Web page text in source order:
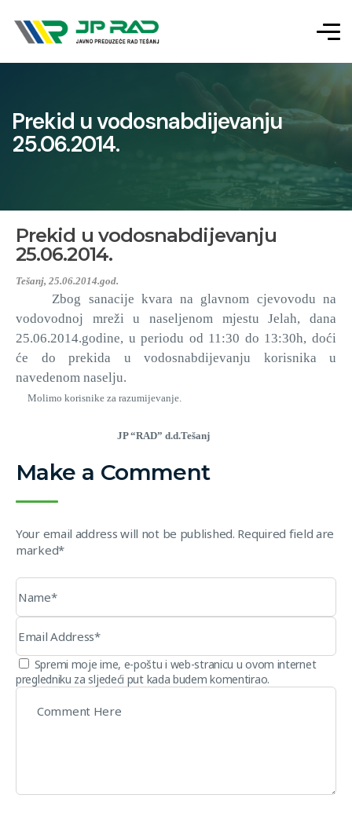
Prekid u vodosnabdijevanju
25.06.2014.
Prekid u vodosnabdijevanju
25.06.2014.
Tešanj, 25.06.2014.god.
Zbog sanacije kvara na glavnom cjevovodu na
vodovodnoj mreži u naseljenom mjestu Jelah, dana
25.06.2014.godine, u periodu od 11:30 do 13:30h, doći
će do prekida u vodosnabdijevanju korisnika u
navedenom naselju.
Molimo korisnike za razumijevanje.
JP “RAD” d.d.Tešanj
Make a Comment
Your email address will not be published. Required field are
marked*
Spremi moje ime, e-poštu i web-stranicu u ovom internet
pregledniku za sljedeći put kada budem komentirao.